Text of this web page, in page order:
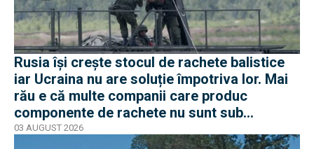
Rusia își crește stocul de rachete balistice
iar Ucraina nu are soluție împotriva lor. Mai
rău e că multe companii care produc
componente de rachete nu sunt sub
sancțiuni în Occident
03 AUGUST 2026